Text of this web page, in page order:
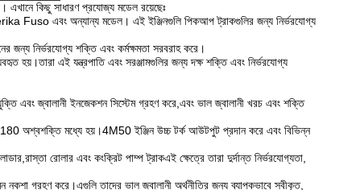
এখানে কিছু সাধারণ প্রযোজ্য মডেল রয়েছেঃ
এবং অন্যান্য মডেল। এই ইঞ্জিনগুলি পিকআপ ট্রাকগুলির জন্য নির্ভরযোগ্য
নির্ভরযোগ্য শক্তি এবং কর্মক্ষমতা সরবরাহ করে।
হয়।তারা এই যন্ত্রপাতি এবং সরঞ্জামগুলির জন্য দক্ষ শক্তি এবং নির্ভরযোগ্য
এবং জ্বালানী ইনজেকশন সিস্টেম গ্রহণ করে,এবং ভাল জ্বালানী খরচ এবং শক্তি
180 অশ্বশক্তি মধ্যে হয়।4M50 ইঞ্জিন উচ্চ টর্ক আউটপুট প্রদান করে এবং বিভিন্ন
রোলার এবং কংক্রিট পাম্প ট্রাকএই ক্ষেত্রে তারা দুর্দান্ত নির্ভরযোগ্যতা,
নকশা গ্রহণ করে।এগুলি তাদের ভাল জ্বালানী অর্থনীতির জন্য ব্যাপকভাবে স্বীকৃত,